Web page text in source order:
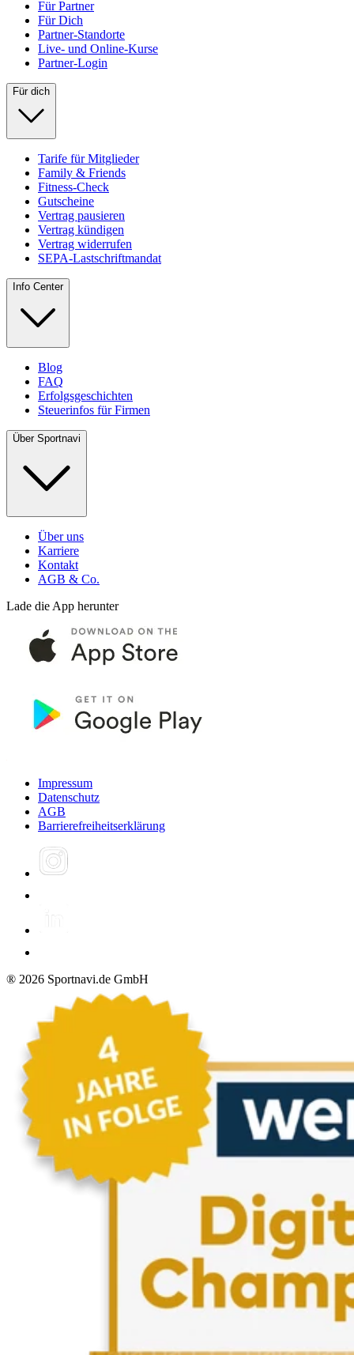
Für Partner
Für Dich
Partner-Standorte
Live- und Online-Kurse
Partner-Login
Für dich
Tarife für Mitglieder
Family & Friends
Fitness-Check
Gutscheine
Vertrag pausieren
Vertrag kündigen
Vertrag widerrufen
SEPA-Lastschriftmandat
Info Center
Blog
FAQ
Erfolgsgeschichten
Steuerinfos für Firmen
Über Sportnavi
Über uns
Karriere
Kontakt
AGB & Co.
Lade die App herunter
Impressum
Datenschutz
AGB
Barrierefreiheitserklärung
® 2026 Sportnavi.de GmbH